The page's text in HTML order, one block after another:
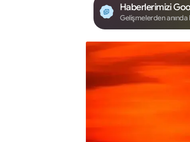
Haberlerimizi
Gelişmelerden